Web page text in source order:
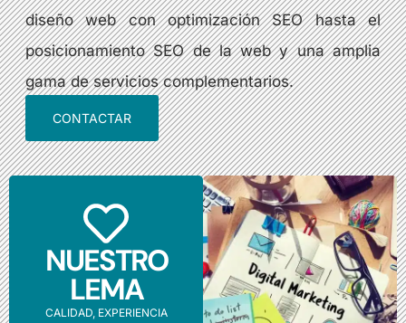
diseño web con optimización SEO hasta el
posicionamiento SEO de la web y una amplia
gama de servicios complementarios.
CONTACTAR
NUESTRO
LEMA
CALIDAD, EXPERIENCIA